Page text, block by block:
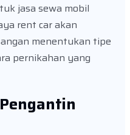
jasa sewa mobil
rent car akan
menentukan tipe
pernikahan yang